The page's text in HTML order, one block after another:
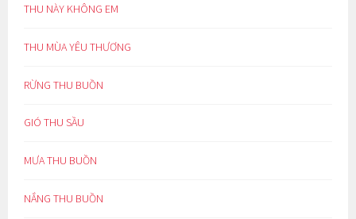
THU NÀY KHÔNG EM
THU MÙA YÊU THƯƠNG
RỪNG THU BUỒN
GIÓ THU SẦU
MƯA THU BUỒN
NẮNG THU BUỒN